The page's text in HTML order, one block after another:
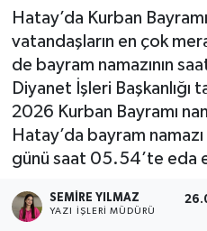
Hatay’da Kurban
vatandaşların en çok
de bayram namazının
Diyanet İşleri Başkanlığı
2026 Kurban Bayramı
Hatay’da bayram
günü saat 05.54’te eda
SEMIRE YILMAZ
YAZI İŞLERI MÜDÜRÜ
Spor
Teknoloji
Yaşam